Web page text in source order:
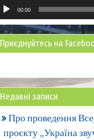
00:00
Приєднуйтесь на
Недавні записи
Про проведення
проєкту „Україна